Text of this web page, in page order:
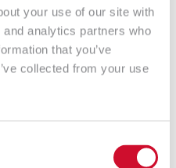
your use of our site with
analytics partners who
that you’ve
collected from your use
zarządzania
IT jak:
działań.